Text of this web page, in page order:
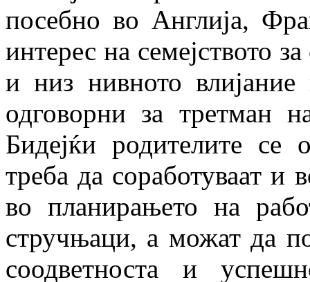
посебно во Англија,
интерес на семејството
и низ нивното влијание
одговорни за третман
Бидејќи родителите се
треба да соработуваат и
во плани­рањето на
стручњаци, а можат да
соодветноста и